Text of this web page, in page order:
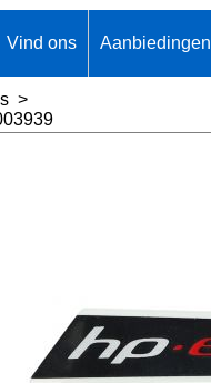
Vind ons Aanbiedingen
>